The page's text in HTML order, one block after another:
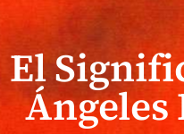
El
Ángeles